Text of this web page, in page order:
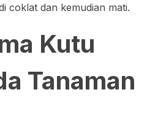
coklat dan kemudian mati.
Kutu
Tanaman